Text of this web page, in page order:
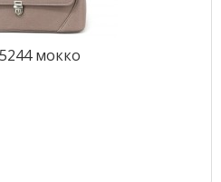
мокко